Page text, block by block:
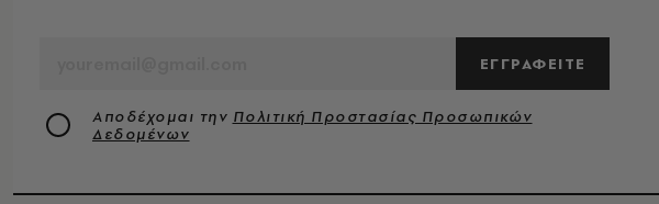
ΕΓΓΡΑΦΕΙΤΕ
Αποδέχομαι την Πολιτική Προστασίας Προσωπικών
Δεδομένων